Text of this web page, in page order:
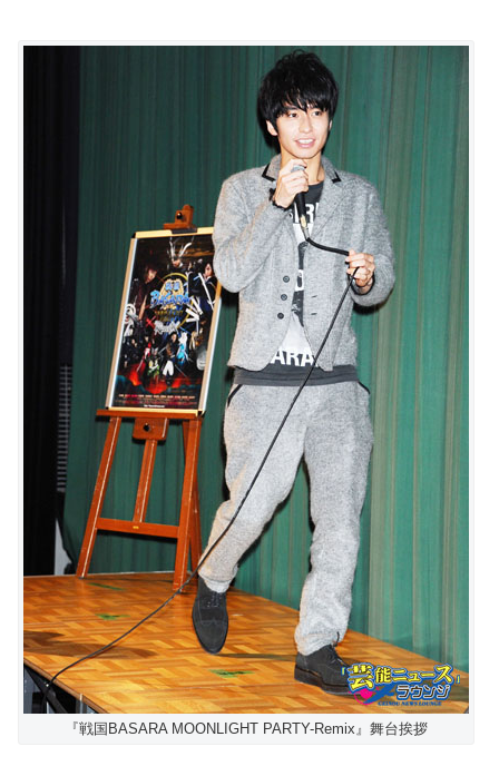
『戦国BASARA MOONLIGHT PARTY-Remix』舞台挨拶